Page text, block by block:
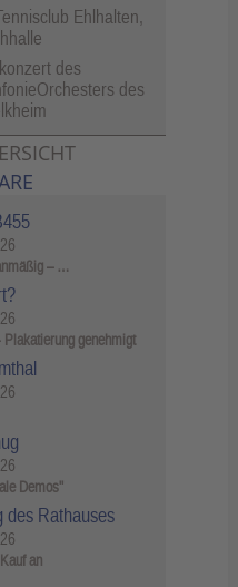
Ehlhalten,
des
des
– …
genehmigt
Demos"
des Rathauses
an